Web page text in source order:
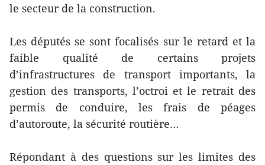
le secteur de la construction.
Les députés se sont focalisés sur le retard et la
faible qualité de certains projets
d’infrastructures de transport importants, la
gestion des transports, l’octroi et le retrait des
permis de conduire, les frais de péages
d’autoroute, la sécurité routière…
Répondant à des questions sur les limites des